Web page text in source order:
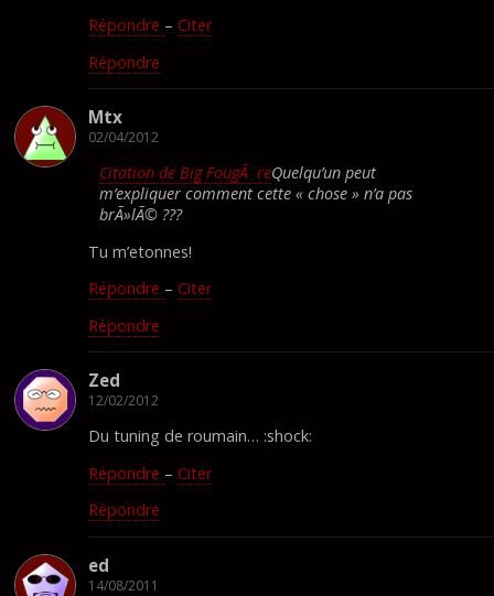
Répondre – Citer
Répondre
Mtx
02/04/2012
Citation de Big FougÃ¨reQuelqu’un peut
m’expliquer comment cette « chose » n’a pas
brÃ»lÃ© ???
Tu m’etonnes!
Répondre – Citer
Répondre
Zed
12/02/2012
Du tuning de roumain… :shock:
Répondre – Citer
Répondre
ed
14/08/2011